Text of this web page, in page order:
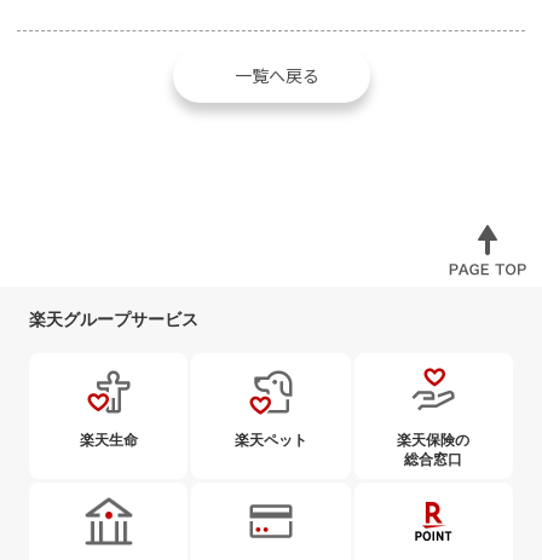
一覧へ戻る
楽天グループサービス
楽天生命 楽天ペット
楽天保険の
総合窓口